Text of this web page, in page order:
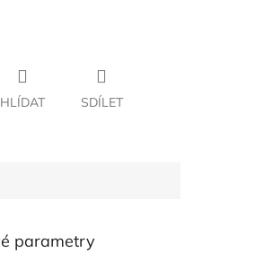
HLÍDAT SDÍLET
parametry